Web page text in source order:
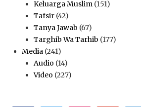
Keluarga Muslim (151)
Tafsir (42)
Tanya Jawab (67)
Targhib Wa Tarhib (177)
Media (241)
Audio (14)
Video (227)